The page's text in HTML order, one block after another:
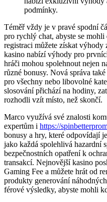
podmínky.
Téměř vždy je v pravé spodní
pro rychlý chat, abyste se
registraci můžete získat
kasino nabízí výhody pro
hráči mohou spolehnout nejen
různé bonusy. Nová správa
pro všechny nebo libovolné
slosování přichází na hodiny,
rozhodli vzít místo, než skončí.
Marco využívá své znalosti
expertům i https://
bonusy a hry, které odpovídají
jako každá spolehlivá hazardní
bezpečnostních opatření k
transakcí. Nejnovější kasino
Gaming Fee a můžete hrát od
produkty generování
férové ​​výsledky, abyste mohli